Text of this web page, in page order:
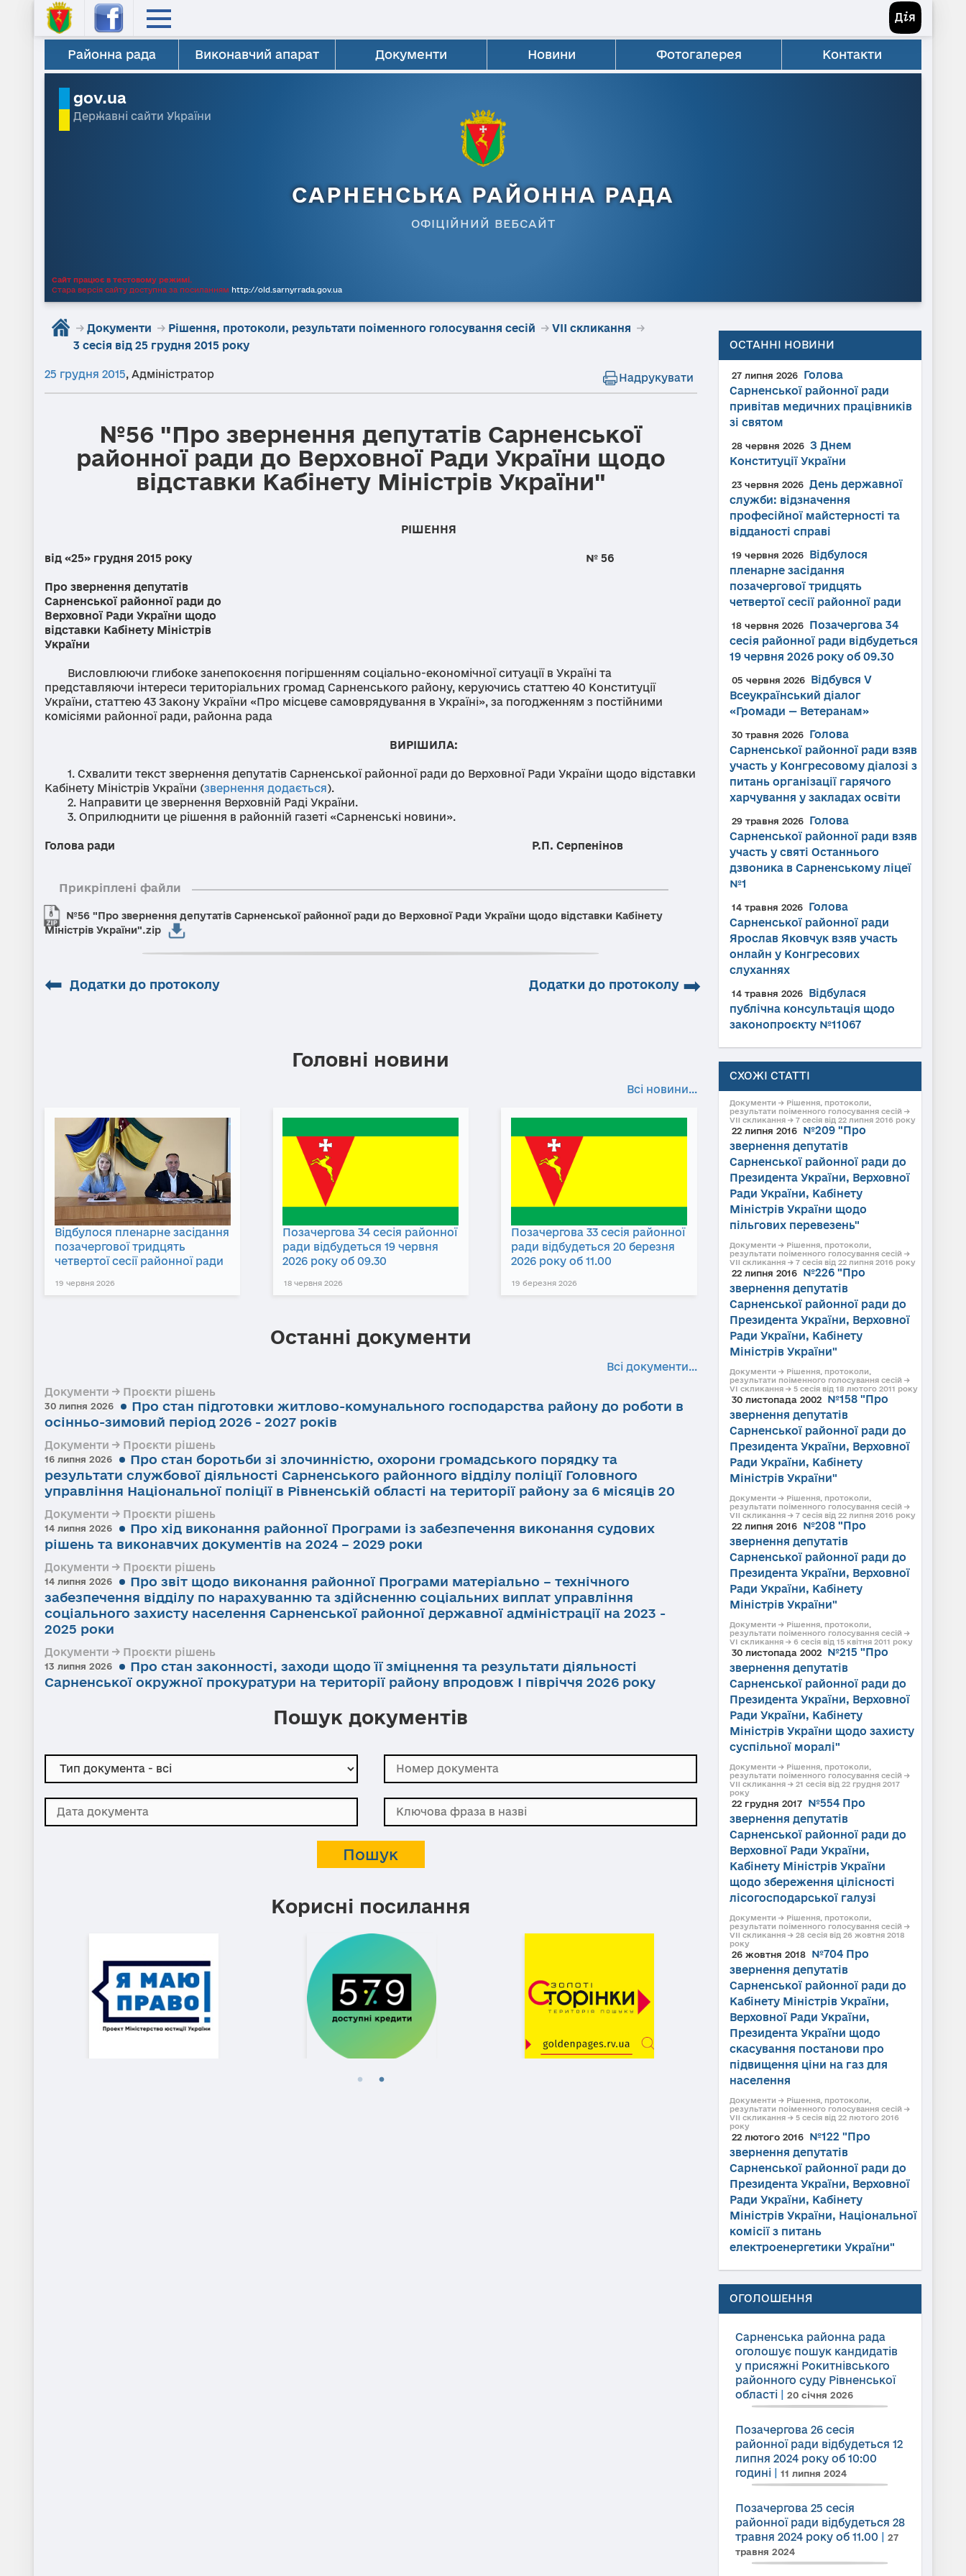
Районна рада Виконавчий апарат Документи Новини Фотогалерея Контакти
gov.ua
Державні сайти України
САРНЕНСЬКА РАЙОННА РАДА
ОФІЦІЙНИЙ ВЕБСАЙТ
Сайт працює в тестовому режимі.
Стара версія сайту доступна за посиланням http://old.sarnyrrada.gov.ua
→ Документи → Рішення, протоколи, результати поіменного голосування сесій → VII скликання →
3 сесія від 25 грудня 2015 року
25 грудня 2015, Адміністратор Надрукувати
№56 "Про звернення депутатів Сарненської
районної ради до Верховної Ради України щодо
відставки Кабінету Міністрів України"
РІШЕННЯ
від «25» грудня 2015 року № 56
Про звернення депутатів
Сарненської районної ради до
Верховної Ради України щодо
відставки Кабінету Міністрів
України
Висловлюючи глибоке занепокоєння погіршенням соціально-економічної ситуації в Україні та
представляючи інтереси територіальних громад Сарненського району, керуючись статтею 40 Конституції
України, статтею 43 Закону України «Про місцеве самоврядування в Україні», за погодженням з постійними
комісіями районної ради, районна рада
ВИРІШИЛА:
1. Схвалити текст звернення депутатів Сарненської районної ради до Верховної Ради України щодо відставки
Кабінету Міністрів України (звернення додається).
2. Направити це звернення Верховній Раді України.
3. Оприлюднити це рішення в районній газеті «Сарненські новини».
Голова ради Р.П. Серпенінов
Прикріплені файли
№56 "Про звернення депутатів Сарненської районної ради до Верховної Ради України щодо відставки Кабінету
Міністрів України".zip
⬅ Додатки до протоколу ➡
Додатки до протоколу
Головні новини
Всі новини...
Відбулося пленарне засідання
позачергової тридцять
четвертої сесії районної ради
19 червня 2026
Позачергова 34 сесія районної
ради відбудеться 19 червня
2026 року об 09.30
18 червня 2026
Позачергова 33 сесія районної
ради відбудеться 20 березня
2026 року об 11.00
19 березня 2026
Останні документи
Всі документи...
Документи → Проєкти рішень
30 липня 2026
Про стан підготовки житлово-комунального господарства району до роботи в
осінньо-зимовий період 2026 - 2027 років
Документи → Проєкти рішень
16 липня 2026
Про стан боротьби зі злочинністю, охорони громадського порядку та
результати службової діяльності Сарненського районного відділу поліції Головного
управління Національної поліції в Рівненській області на території району за 6 місяців 20
Документи → Проєкти рішень
14 липня 2026
Про хід виконання районної Програми із забезпечення виконання судових
рішень та виконавчих документів на 2024 – 2029 роки
Документи → Проєкти рішень
14 липня 2026
Про звіт щодо виконання районної Програми матеріально – технічного
забезпечення відділу по нарахуванню та здійсненню соціальних виплат управління
соціального захисту населення Сарненської районної державної адміністрації на 2023 -
2025 роки
Документи → Проєкти рішень
13 липня 2026
Про стан законності, заходи щодо її зміцнення та результати діяльності
Сарненської окружної прокуратури на території району впродовж І півріччя 2026 року
Пошук документів
Корисні посилання
ОСТАННІ НОВИНИ
27 липня 2026
Голова
Сарненської районної ради
привітав медичних працівників
зі святом
28 червня 2026
З Днем
Конституції України
23 червня 2026
День державної
служби: відзначення
професійної майстерності та
відданості справі
19 червня 2026
Відбулося
пленарне засідання
позачергової тридцять
четвертої сесії районної ради
18 червня 2026
Позачергова 34
сесія районної ради відбудеться
19 червня 2026 року об 09.30
05 червня 2026
Відбувся V
Всеукраїнський діалог
«Громади — Ветеранам»
30 травня 2026
Голова
Сарненської районної ради взяв
участь у Конгресовому діалозі з
питань організації гарячого
харчування у закладах освіти
29 травня 2026
Голова
Сарненської районної ради взяв
участь у святі Останнього
дзвоника в Сарненському ліцеї
№1
14 травня 2026
Голова
Сарненської районної ради
Ярослав Яковчук взяв участь
онлайн у Конгресових
слуханнях
14 травня 2026
Відбулася
публічна консультація щодо
законопроєкту №11067
СХОЖІ СТАТТІ
Документи → Рішення, протоколи,
результати поіменного голосування сесій →
VII скликання → 7 сесія від 22 липня 2016 року
22 липня 2016
№209 "Про
звернення депутатів
Сарненської районної ради до
Президента України, Верховної
Ради України, Кабінету
Міністрів України щодо
пільгових перевезень"
Документи → Рішення, протоколи,
результати поіменного голосування сесій →
VII скликання → 7 сесія від 22 липня 2016 року
22 липня 2016
№226 "Про
звернення депутатів
Сарненської районної ради до
Президента України, Верховної
Ради України, Кабінету
Міністрів України"
Документи → Рішення, протоколи,
результати поіменного голосування сесій →
VI скликання → 5 сесія від 18 лютого 2011 року
30 листопада 2002
№158 "Про
звернення депутатів
Сарненської районної ради до
Президента України, Верховної
Ради України, Кабінету
Міністрів України"
Документи → Рішення, протоколи,
результати поіменного голосування сесій →
VII скликання → 7 сесія від 22 липня 2016 року
22 липня 2016
№208 "Про
звернення депутатів
Сарненської районної ради до
Президента України, Верховної
Ради України, Кабінету
Міністрів України"
Документи → Рішення, протоколи,
результати поіменного голосування сесій →
VI скликання → 6 сесія від 15 квітня 2011 року
30 листопада 2002
№215 "Про
звернення депутатів
Сарненської районної ради до
Президента України, Верховної
Ради України, Кабінету
Міністрів України щодо захисту
суспільної моралі"
Документи → Рішення, протоколи,
результати поіменного голосування сесій →
VII скликання → 21 сесія від 22 грудня 2017
року
22 грудня 2017
№554 Про
звернення депутатів
Сарненської районної ради до
Верховної Ради України,
Кабінету Міністрів України
щодо збереження цілісності
лісогосподарської галузі
Документи → Рішення, протоколи,
результати поіменного голосування сесій →
VII скликання → 28 сесія від 26 жовтня 2018
року
26 жовтня 2018
№704 Про
звернення депутатів
Сарненської районної ради до
Кабінету Міністрів України,
Верховної Ради України,
Президента України щодо
скасування постанови про
підвищення ціни на газ для
населення
Документи → Рішення, протоколи,
результати поіменного голосування сесій →
VII скликання → 5 сесія від 22 лютого 2016
року
22 лютого 2016
№122 "Про
звернення депутатів
Сарненської районної ради до
Президента України, Верховної
Ради України, Кабінету
Міністрів України, Національної
комісії з питань
електроенергетики України"
ОГОЛОШЕННЯ
Сарненська районна рада
оголошує пошук кандидатів
у присяжні Рокитнівського
районного суду Рівненської
області| 20 січня 2026
Позачергова 26 сесія
районної ради відбудеться 12
липня 2024 року об 10:00
годині| 11 липня 2024
Позачергова 25 сесія
районної ради відбудеться 28
травня 2024 року об 11.00
27
травня 2024